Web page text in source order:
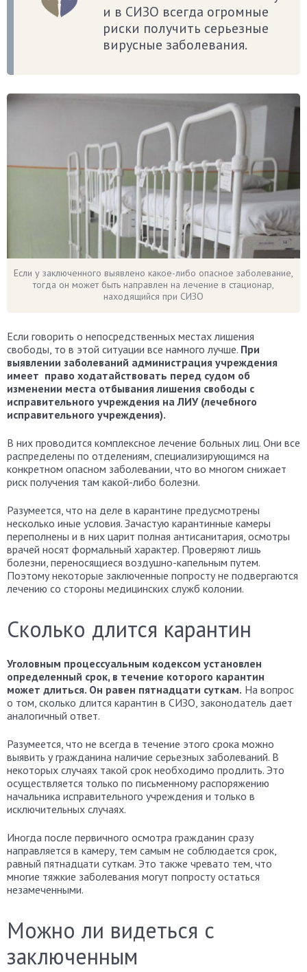
и в СИЗО всегда огромные
риски получить серьезные
вирусные заболевания.
Если у заключенного выявлено какое-либо опасное заболевание,
тогда он может быть направлен на лечение в стационар,
находящийся при СИЗО
Если говорить о непосредственных местах лишения
свободы, то в этой ситуации все намного лучше. При
выявлении заболеваний администрация учреждения
имеет право ходатайствовать перед судом об
изменении места отбывания лишения свободы с
исправительного учреждения на ЛИУ (лечебного
исправительного учреждения).
В них проводится комплексное лечение больных лиц. Они все
распределены по отделениям, специализирующимся на
конкретном опасном заболевании, что во многом снижает
риск получения там какой-либо болезни.
Разумеется, что на деле в карантине предусмотрены
несколько иные условия. Зачастую карантинные камеры
переполнены и в них царит полная антисанитария, осмотры
врачей носят формальный характер. Проверяют лишь
болезни, переносящиеся воздушно-капельным путем.
Поэтому некоторые заключенные попросту не подвергаются
лечению со стороны медицинских служб колонии.
Сколько длится карантин
Уголовным процессуальным кодексом установлен
определенный срок, в течение которого карантин
может длиться. Он равен пятнадцати суткам. На вопрос
о том, сколько длится карантин в СИЗО, законодатель дает
аналогичный ответ.
Разумеется, что не всегда в течение этого срока можно
выявить у гражданина наличие серьезных заболеваний. В
некоторых случаях такой срок необходимо продлить. Это
осуществляется только по письменному распоряжению
начальника исправительного учреждения и только в
исключительных случаях.
Иногда после первичного осмотра гражданин сразу
направляется в камеру, тем самым не соблюдается срок,
равный пятнадцати суткам. Это также чревато тем, что
многие тяжкие заболевания могут попросту остаться
незамеченными.
Можно ли видеться с
заключенным